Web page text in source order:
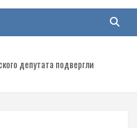
депутата подвергли